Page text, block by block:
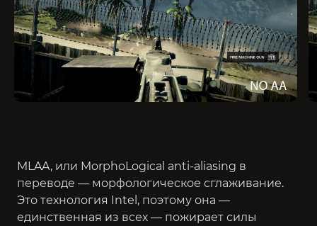
MLAA, или MorphoLogical anti-aliasing в
переводе — морфологическое сглаживание.
Это технология Intel, поэтому она —
единственная из всех — пожирает силы